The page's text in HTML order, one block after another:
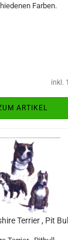
Farben.
inkl.
ARTIKEL
Terrier , Pit Bull